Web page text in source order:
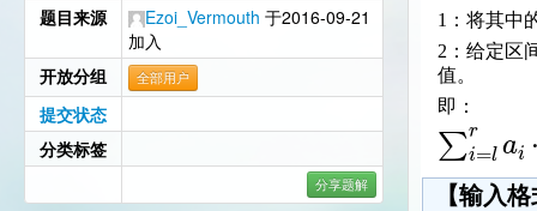
题目来源 Ezoi_Vermouth 于2016-09-21
加入
开放分组
全部用户
提交状态
分类标签
分享题解
1：将其中
2：给定区
值。
即：
∑r
i=lai
【输入